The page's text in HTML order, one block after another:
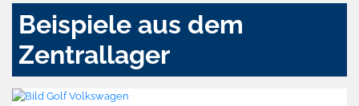
Beispiele aus dem
Zentrallager